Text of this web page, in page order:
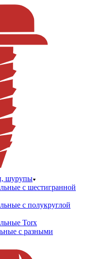
шурупы
с шестигранной
с полукруглой
Torx
с разными